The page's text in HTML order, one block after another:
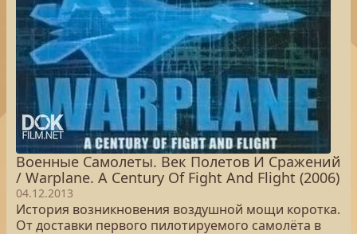
Военные Самолеты. Век Полетов И Сражений
/ Warplane. A Century Of Fight And Flight (2006)
04.12.2013
История возникновения воздушной мощи коротка.
От доставки первого пилотируемого самолёта в